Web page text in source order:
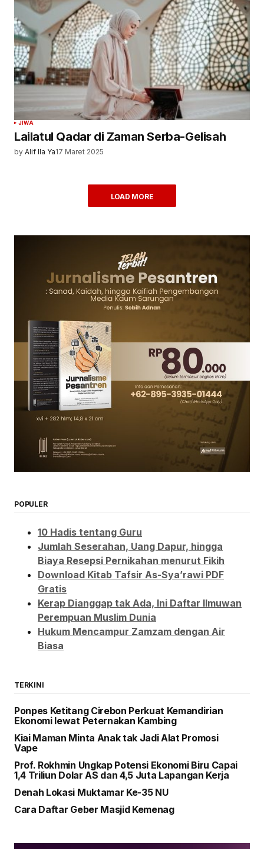
JIWA
Lailatul Qadar di Zaman Serba-Gelisah
by Alif Ila Ya17 Maret 2025
LOAD MORE
POPULER
10 Hadis tentang Guru
Jumlah Seserahan, Uang Dapur, hingga
Biaya Resepsi Pernikahan menurut Fikih
Download Kitab Tafsir As-Sya’rawi PDF
Gratis
Kerap Dianggap tak Ada, Ini Daftar Ilmuwan
Perempuan Muslim Dunia
Hukum Mencampur Zamzam dengan Air
Biasa
TERKINI
Ponpes Ketitang Cirebon Perkuat Kemandirian
Ekonomi lewat Peternakan Kambing
Kiai Maman Minta Anak tak Jadi Alat Promosi
Vape
Prof. Rokhmin Ungkap Potensi Ekonomi Biru Capai
1,4 Triliun Dolar AS dan 4,5 Juta Lapangan Kerja
Denah Lokasi Muktamar Ke-35 NU
Cara Daftar Geber Masjid Kemenag